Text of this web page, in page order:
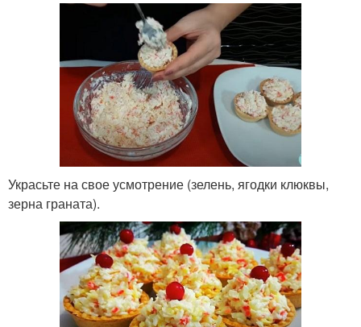
Украсьте на свое усмотрение (зелень, ягодки клюквы,
зерна граната).